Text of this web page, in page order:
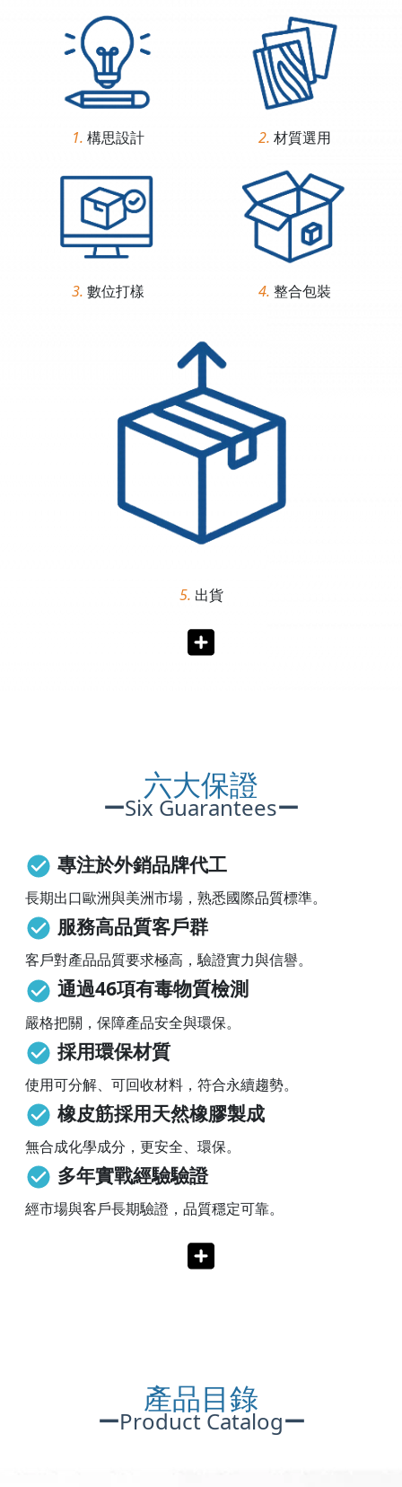
1. 構思設計 2. 材質選用
3. 數位打樣 4. 整合包裝
5. 出貨
六大保證
ーSix Guaranteesー
專注於外銷品牌代工
長期出口歐洲與美洲市場，熟悉國際品質標準。
服務高品質客戶群
客戶對產品品質要求極高，驗證實力與信譽。
通過46項有毒物質檢測
嚴格把關，保障產品安全與環保。
採用環保材質
使用可分解、可回收材料，符合永續趨勢。
橡皮筋採用天然橡膠製成
無合成化學成分，更安全、環保。
多年實戰經驗驗證
經市場與客戶長期驗證，品質穩定可靠。
產品目錄
ーProduct Catalogー